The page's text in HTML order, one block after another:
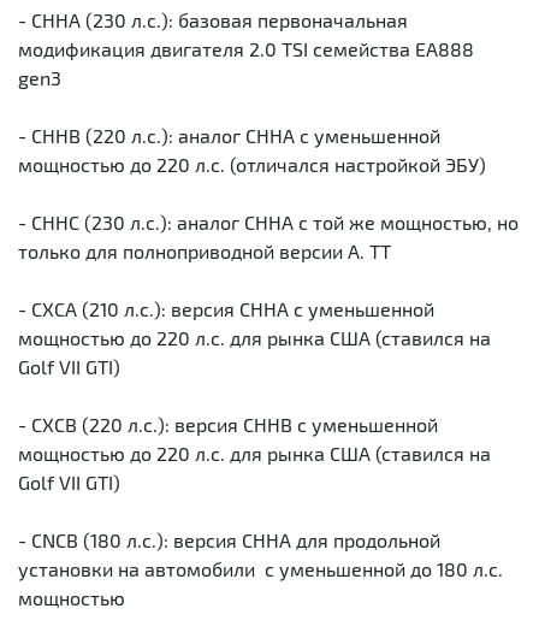
- CHHA (230 л.с.): базовая первоначальная
модификация двигателя 2.0 TSI семейства ЕА888
gen3
- CHHB (220 л.с.): аналог CHHA с уменьшенной
мощностью до 220 л.с. (отличался настройкой ЭБУ)
- CHHC (230 л.с.): аналог СHHA с той же мощностью, но
только для полноприводной версии A. TT
- CXCA (210 л.с.): версия CHHA с уменьшенной
мощностью до 220 л.с. для рынка США (ставился на
Golf VII GTI)
- CXCB (220 л.с.): версия CHHB с уменьшенной
мощностью до 220 л.с. для рынка США (ставился на
Golf VII GTI)
- CNCB (180 л.с.): версия CHHA для продольной
установки на автомобили с уменьшенной до 180 л.с.
мощностью